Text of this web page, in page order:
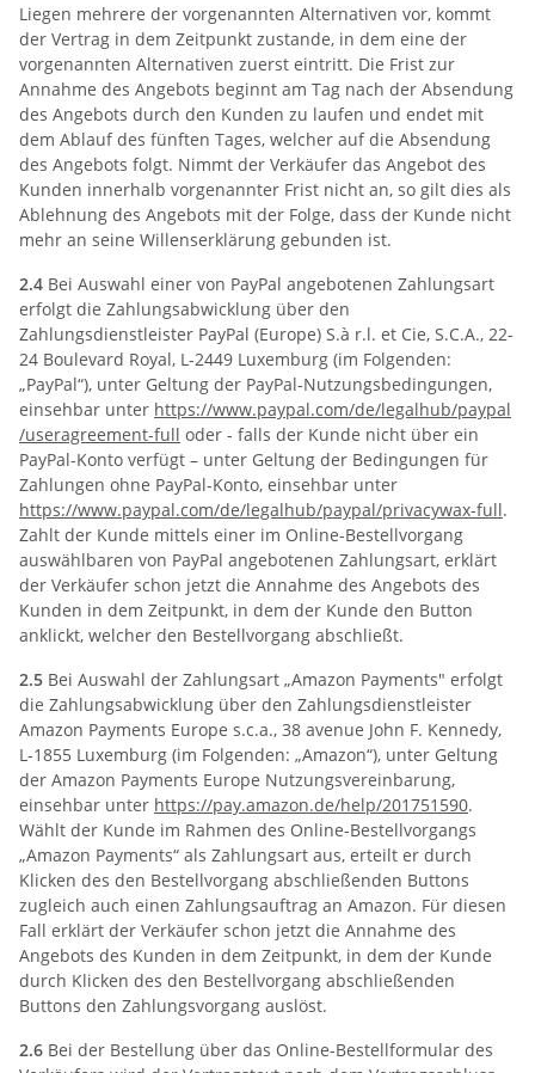
Liegen mehrere der vorgenannten Alternativen vor, kommt
der Vertrag in dem Zeitpunkt zustande, in dem eine der
vorgenannten Alternativen zuerst eintritt. Die Frist zur
Annahme des Angebots beginnt am Tag nach der Absendung
des Angebots durch den Kunden zu laufen und endet mit
dem Ablauf des fünften Tages, welcher auf die Absendung
des Angebots folgt. Nimmt der Verkäufer das Angebot des
Kunden innerhalb vorgenannter Frist nicht an, so gilt dies als
Ablehnung des Angebots mit der Folge, dass der Kunde nicht
mehr an seine Willenserklärung gebunden ist.
2.4 Bei Auswahl einer von PayPal angebotenen Zahlungsart
erfolgt die Zahlungsabwicklung über den
Zahlungsdienstleister PayPal (Europe) S.à r.l. et Cie, S.C.A., 22-
24 Boulevard Royal, L-2449 Luxemburg (im Folgenden:
„PayPal“), unter Geltung der PayPal-Nutzungsbedingungen,
einsehbar unter https://www.paypal.com/de/legalhub/paypal
/useragreement-full oder - falls der Kunde nicht über ein
PayPal-Konto verfügt – unter Geltung der Bedingungen für
Zahlungen ohne PayPal-Konto, einsehbar unter
https://www.paypal.com/de/legalhub/paypal/privacywax-full.
Zahlt der Kunde mittels einer im Online-Bestellvorgang
auswählbaren von PayPal angebotenen Zahlungsart, erklärt
der Verkäufer schon jetzt die Annahme des Angebots des
Kunden in dem Zeitpunkt, in dem der Kunde den Button
anklickt, welcher den Bestellvorgang abschließt.
2.5 Bei Auswahl der Zahlungsart „Amazon Payments" erfolgt
die Zahlungsabwicklung über den Zahlungsdienstleister
Amazon Payments Europe s.c.a., 38 avenue John F. Kennedy,
L-1855 Luxemburg (im Folgenden: „Amazon“), unter Geltung
der Amazon Payments Europe Nutzungsvereinbarung,
einsehbar unter https://pay.amazon.de/help/201751590.
Wählt der Kunde im Rahmen des Online-Bestellvorgangs
„Amazon Payments“ als Zahlungsart aus, erteilt er durch
Klicken des den Bestellvorgang abschließenden Buttons
zugleich auch einen Zahlungsauftrag an Amazon. Für diesen
Fall erklärt der Verkäufer schon jetzt die Annahme des
Angebots des Kunden in dem Zeitpunkt, in dem der Kunde
durch Klicken des den Bestellvorgang abschließenden
Buttons den Zahlungsvorgang auslöst.
2.6 Bei der Bestellung über das Online-Bestellformular des